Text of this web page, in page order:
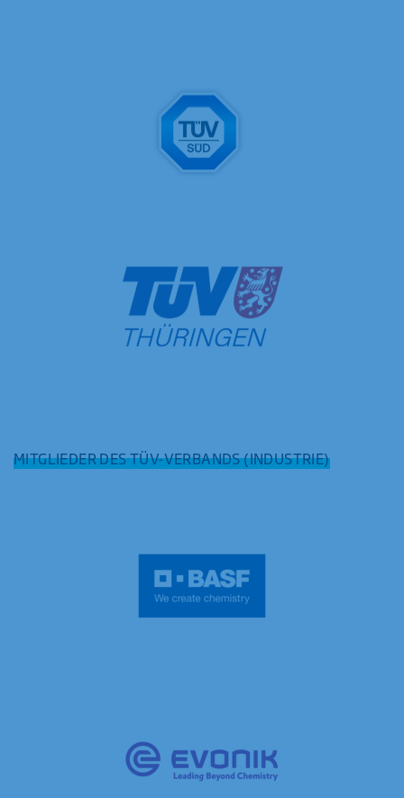
MITGLIEDER DES TÜV-VERBANDS (INDUSTRIE)